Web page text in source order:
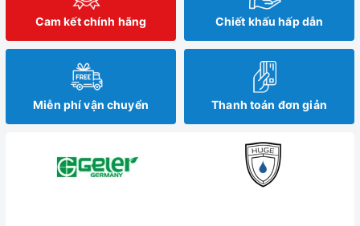
Cam kết chính hãng Chiết khấu hấp dẫn
Miễn phí vận chuyển Thanh toán đơn giản